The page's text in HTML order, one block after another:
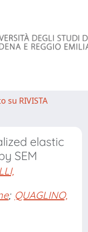
su RIVISTA
elastic
SEM
; QUAGLINO,